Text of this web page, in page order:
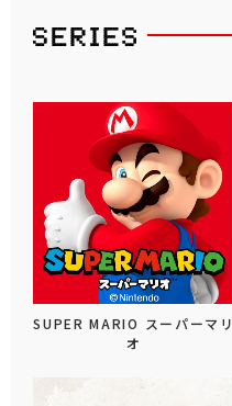
SUPER MARIO スーパーマリ
オ